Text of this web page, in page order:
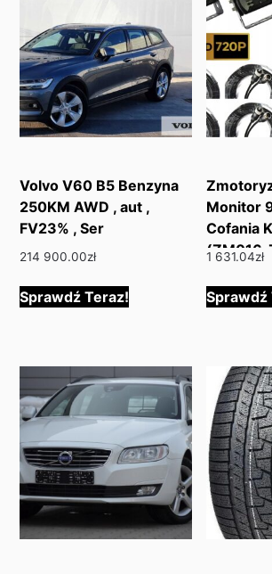
Volvo V60 B5 Benzyna
250KM AWD , aut ,
FV23% , Ser
214 900.00zł
Sprawdź Teraz!
Monitor
Cofania
1 631.04zł
Sprawdź